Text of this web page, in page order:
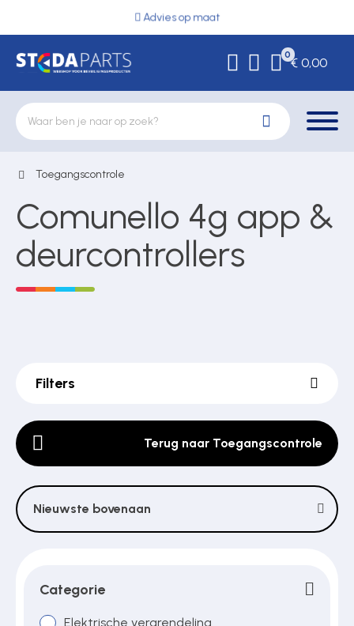
Advies op maat
0
€ 0,00
Deurbeslag
Elektrische vergrendeling
Hekwerkonderdelen
Pulsgevers
Sloten
Toegangscontrole
Toegangscontrole
Comunello 4g app &
deurcontrollers
Filters
Terug naar Toegangscontrole
Nieuwste bovenaan
Categorie
Elektrische vergrendeling